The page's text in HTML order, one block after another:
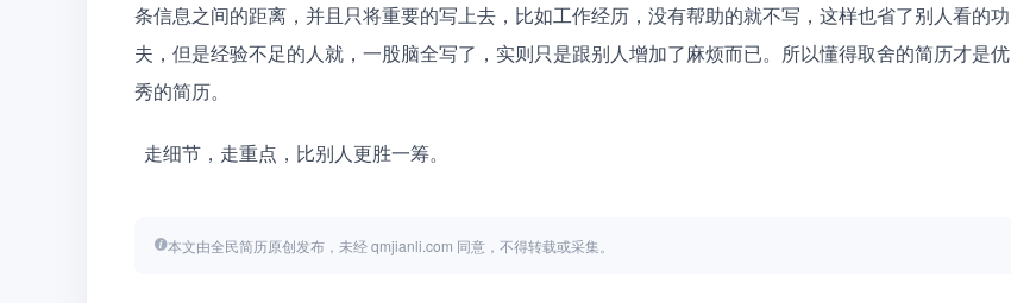
条信息之间的距离，并且只将重要的写上去，比如工作经历，没有帮助的就不写，这样也省了别人看的功
夫，但是经验不足的人就，一股脑全写了，实则只是跟别人增加了麻烦而已。所以懂得取舍的简历才是优
秀的简历。
  走细节，走重点，比别人更胜一筹。
本文由全民简历原创发布，未经 qmjianli.com 同意，不得转载或采集。